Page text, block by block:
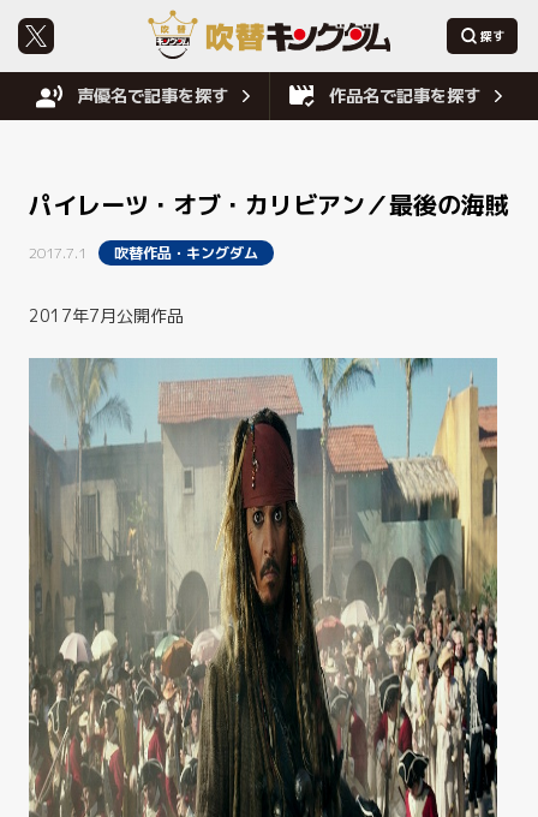
声優名で記事を探す 作品名で記事を探す
パイレーツ・オブ・カリビアン／最後の海賊
2017.7.1 吹替作品・キングダム
2017年7月公開作品